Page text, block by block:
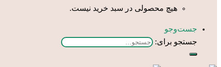
هیچ محصولی در سبد خرید نیست.
جست‌و‌جو
جستجو برای: